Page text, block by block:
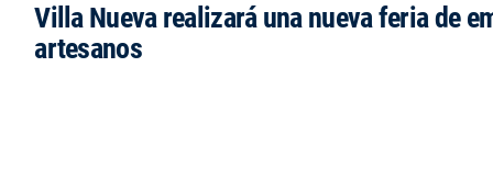
Villa Nueva realizará una nueva feria de
artesanos